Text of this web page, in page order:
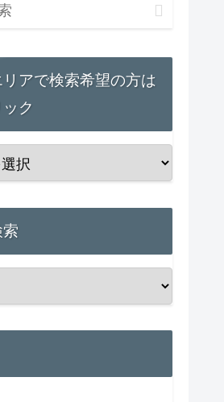
アで検索希望の方は
ク